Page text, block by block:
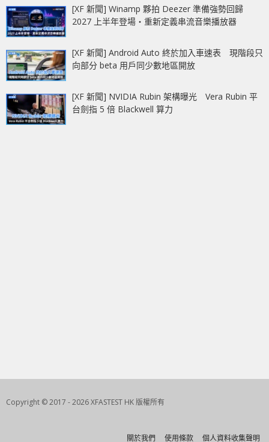
[XF 新聞] Winamp 夥拍 Deezer 準備強勢回歸
2027 上半年登場‧重新定義串流音樂播放器
[XF 新聞] Android Auto 終於加入車速表 現階段只
向部分 beta 用戶同少數地區開放
[XF 新聞] NVIDIA Rubin 架構曝光 Vera Rubin 平
台劍指 5 倍 Blackwell 算力
Copyright © 2017 - 2026 XFASTEST HK 版權所有
關於我們 使用條款 個人資料收集聲明